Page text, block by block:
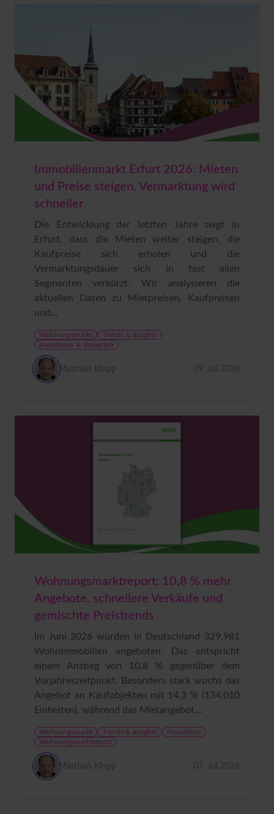
Immobilienmarkt Erfurt 2026: Mieten
und Preise steigen, Vermarktung wird
schneller
Die Entwicklung der letzten Jahre zeigt in
Erfurt, dass die Mieten weiter steigen, die
Kaufpreise sich erholen und die
Vermarktungsdauer sich in fast allen
Segmenten verkürzt. Wir analysieren die
aktuellen Daten zu Mietpreisen, Kaufpreisen
und...
Wohnungsmarkt
Trends & Insights
Investieren & Bewerten
Matthias Klupp 09. Jul 2026
Wohnungsmarktreport: 10,8 % mehr
Angebote, schnellere Verkäufe und
gemischte Preistrends
Im Juni 2026 wurden in Deutschland 329.981
Wohnimmobilien angeboten. Das entspricht
einem Anstieg von 10,8 % gegenüber dem
Vorjahreszeitpunkt. Besonders stark wuchs das
Angebot an Kaufobjekten mit 14,3 % (134.010
Einheiten), während das Mietangebot...
Wohnungsmarkt Trends & Insights
Newsletter
Wohnungsmarktreport
Matthias Klupp 07. Jul 2026